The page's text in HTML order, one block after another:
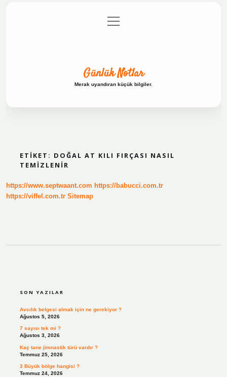
Gizlilik Politikası
menüyü
aç
Günlük Notlar
Merak uyandıran küçük bilgiler.
ETIKET: DOĞAL AT KILI FIRÇASI NASIL
TEMIZLENIR
https://www.septwaant.com https://babucci.com.tr
https://viffel.com.tr Sitemap
SON YAZILAR
Avcılık belgesi almak için ne gerekiyor ?
Ağustos 5, 2026
7 sayısı tek mi ?
Ağustos 3, 2026
Kaç tane jimnastik türü vardır ?
Temmuz 25, 2026
3 Büyük bölge hangisi ?
Temmuz 24, 2026